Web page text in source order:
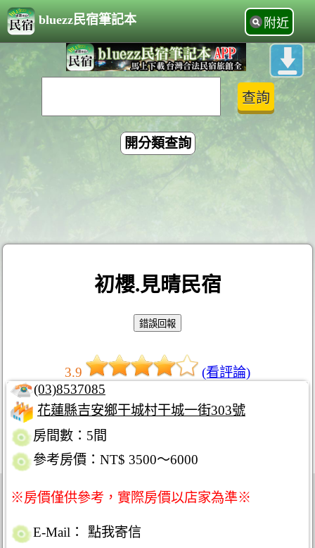
bluezz民宿筆記本 附近
開分類查詢
初櫻.見晴民宿
3.9
(看評論)
(03)8537085
花蓮縣吉安鄉干城村干城一街303號
房間數：5間
參考房價：NT$ 3500～6000
※房價僅供參考，實際房價以店家為準※
E-Mail：
點我寄信